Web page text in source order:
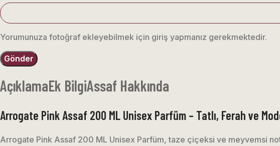
Yorumunuza fotoğraf ekleyebilmek için giriş yapmanız gerekmektedir.
AçıklamaEk BilgiAssaf Hakkında
Arrogate Pink Assaf 200 ML Unisex Parfüm – Tatlı, Ferah ve
Arrogate Pink Assaf 200 ML Unisex Parfüm, taze çiçeksi ve meyvemsi